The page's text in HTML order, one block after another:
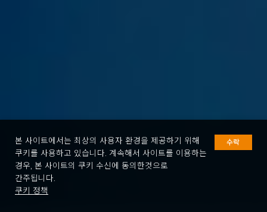
본 사이트에서는 최상의 사용자 환경을 제공하기 위해
쿠키를 사용하고 있습니다. 계속해서 사이트를 이용하는
경우, 본 사이트의 쿠키 수신에 동의한것으로
간주됩니다.
쿠키 정책
수락